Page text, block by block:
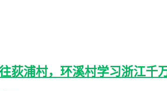
荻浦村，环溪村学习浙江千